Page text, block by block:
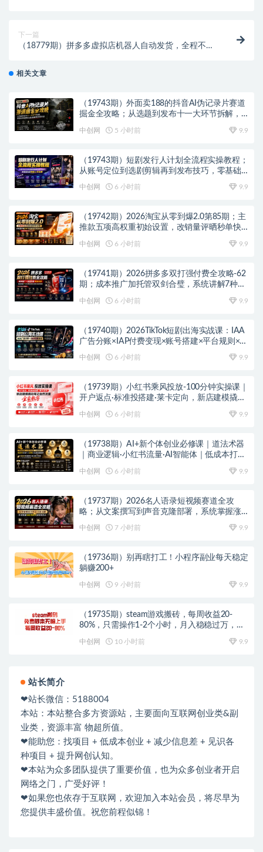
下一篇
（18779期）拼多多虚拟店机器人自动发货，全程不用
相关文章
（19743期）外面卖188的抖音AI伪记录片赛道
掘金全攻略；从选题到发布十一大环节拆解，
中创网 5 小时前 9.9
（19743期）短剧发行人计划全流程实操教程；
从账号定位到选剧剪辑再到发布技巧，零基础
中创网 6 小时前 9.9
（19742期）2026淘宝从零到爆2.0第85期；主
推款五项高权重初始设置，改销量评晒秒单快
中创网 6 小时前 9.9
（19741期）2026拼多多双打强付费全攻略-62
期；成本推广加托管双剑合璧，系统讲解7种付
中创网 6 小时前 9.9
（19740期）2026TikTok短剧出海实战课：IAA
广告分账×IAP付费变现×账号搭建×平台规则×双
中创网 6 小时前 9.9
（19739期）小红书乘风投放-100分钟实操课｜
开户返点·标准投搭建·莱卡定向，新店建模撬动
中创网 6 小时前 9.9
（19738期）AI+新个体创业必修课｜道法术器
｜商业逻辑·小红书流量·AI智能体｜低成本打造
中创网 6 小时前 9.9
（19737期）2026名人语录短视频赛道全攻
略；从文案撰写到声音克隆部署，系统掌握涨
中创网 7 小时前 9.9
（19736期）别再瞎打工！小程序副业每天稳定
躺赚200+
中创网 9 小时前 9.9
（19735期）steam游戏搬砖，每周收益20-
80%，只需操作1-2个小时，月入稳稳过万，零
中创网 10 小时前 9.9
站长简介
❤站长微信：5188004
本站：本站整合多方资源站，主要面向互联网创业类&副
业类，资源丰富 物超所值。
❤能助您：找项目 + 低成本创业 + 减少信息差 + 见识各
种项目 + 提升网创认知。
❤本站为众多团队提供了重要价值，也为众多创业者开启
网络之门，广受好评！
❤如果您也依存于互联网，欢迎加入本站会员，将尽早为
您提供丰盛价值。祝您前程似锦！